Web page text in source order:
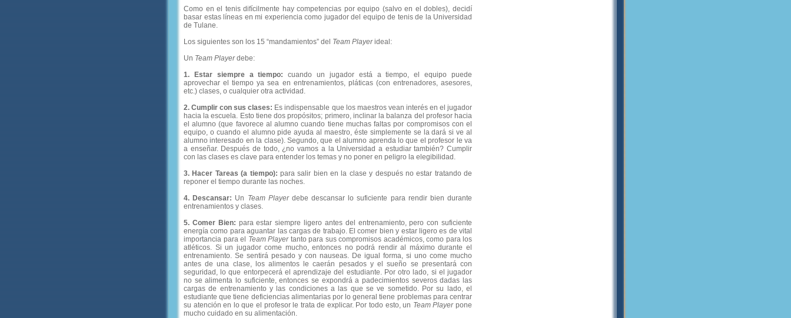
Como en el tenis difícilmente hay competencias por equipo (salvo en el dobles), decidí
basar estas líneas en mi experiencia como jugador del equipo de tenis de la Universidad
de Tulane.
Los siguientes son los 15 “mandamientos” del Team Playerideal:
Un Team Playerdebe:
1. Estar siempre a tiempo: cuando un jugador está a tiempo, el equipo puede
aprovechar el tiempo ya sea en entrenamientos, pláticas (con entrenadores, asesores,
etc.) clases, o cualquier otra actividad.
2. Cumplir con sus clases: Es indispensable que los maestros vean interés en el jugador
hacia la escuela. Esto tiene dos propósitos; primero, inclinar la balanza del profesor hacia
el alumno (que favorece al alumno cuando tiene muchas faltas por compromisos con el
equipo, o cuando el alumno pide ayuda al maestro, éste simplemente se la dará si ve al
alumno interesado en la clase). Segundo, que el alumno aprenda lo que el profesor le va
a enseñar. Después de todo, ¿no vamos a la Universidad a estudiar también? Cumplir
con las clases es clave para entender los temas y no poner en peligro la elegibilidad.
3. Hacer Tareas (a tiempo): para salir bien en la clase y después no estar tratando de
reponer el tiempo durante las noches.
4. Descansar: Un Team Playerdebe descansar lo suficiente para rendir bien durante
entrenamientos y clases.
5. Comer Bien: para estar siempre ligero antes del entrenamiento, pero con suficiente
energía como para aguantar las cargas de trabajo. El comer bien y estar ligero es de vital
importancia para el
Team Playertanto para sus compromisos académicos, como para los
atléticos. Si un jugador come mucho, entonces no podrá rendir al máximo durante el
entrenamiento. Se sentirá pesado y con nauseas. De igual forma, si uno come mucho
antes de una clase, los alimentos le caerán pesados y el sueño se presentará con
seguridad, lo que entorpecerá el aprendizaje del estudiante. Por otro lado, si el jugador
no se alimenta lo suficiente, entonces se expondrá a padecimientos severos dadas las
cargas de entrenamiento y las condiciones a las que se ve sometido. Por su lado, el
estudiante que tiene deficiencias alimentarias por lo general tiene problemas para centrar
su atención en lo que el profesor le trata de explicar. Por todo esto, un Team Playerpone
mucho cuidado en su alimentación.